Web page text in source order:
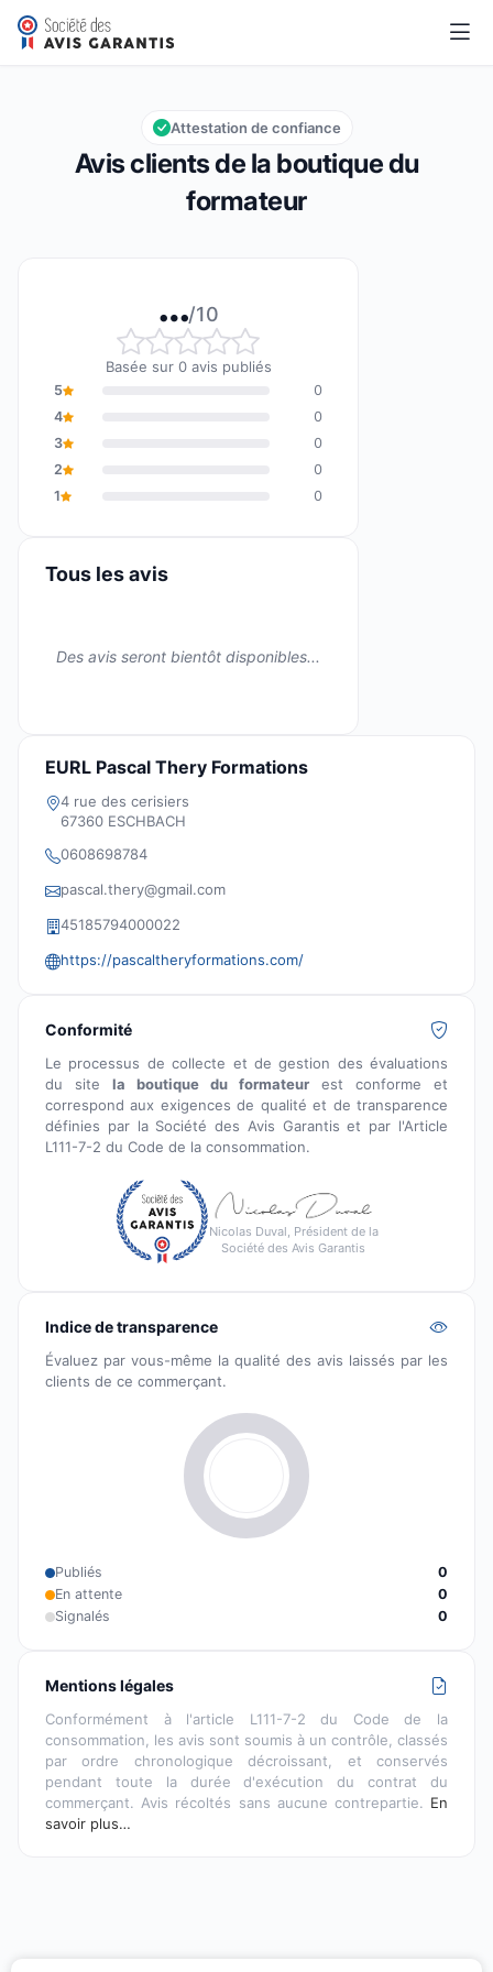
la boutique du formateur
Note globale : … sur 10
…/10
Avis clients de la boutique du
formateur
Attestation de confiance
…/10
Note globale : … sur 10
Basée sur 0 avis publiés
5
0
4
0
3
0
2
0
1
0
Tous les avis
Des avis seront bientôt disponibles...
EURL Pascal Thery Formations
4 rue des cerisiers
67360 ESCHBACH
0608698784
pascal.thery@gmail.com
‎45185794000022
https://pascaltheryformations.com/
Conformité
Le processus de collecte et de gestion des évaluations
du site la boutique du formateur est conforme et
correspond aux exigences de qualité et de transparence
définies par la Société des Avis Garantis et par l'Article
L111-7-2 du Code de la consommation.
Nicolas Duval, Président de la
Société des Avis Garantis
Indice de transparence
Évaluez par vous-même la qualité des avis laissés par les
clients de ce commerçant.
Publiés
0
En attente
0
Signalés
0
Mentions légales
Conformément à l'article L111-7-2 du Code de la
consommation, les avis sont soumis à un contrôle, classés
par ordre chronologique décroissant, et conservés
pendant toute la durée d'exécution du contrat du
commerçant. Avis récoltés sans aucune contrepartie. En
savoir plus…